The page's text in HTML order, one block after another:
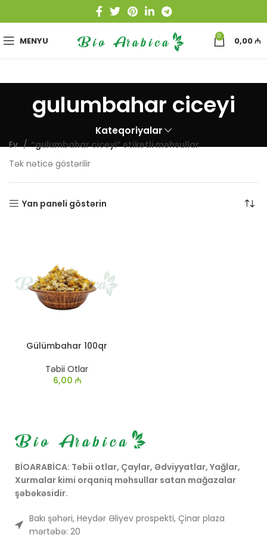
MENYU 0 0,00₼
gulumbahar ciceyi
Kateqoriyalar
Ev
“gulumbahar ciceyi” etiketli məhsullar
Tək nəticə göstərilir
Yan paneli göstərin
Gülümbahar 100qr
Təbii Otlar
6,00 ₼
BİOARABİCA: Təbii otlar, Çaylar, Ədviyyatlar, Yağlar,
Xurmalar kimi orqaniq məhsullar satan mağazalar
şəbəkəsidir.
Bakı şəhəri, Heydər Əliyev prospekti, Çinar plaza
mərtəbə: 20